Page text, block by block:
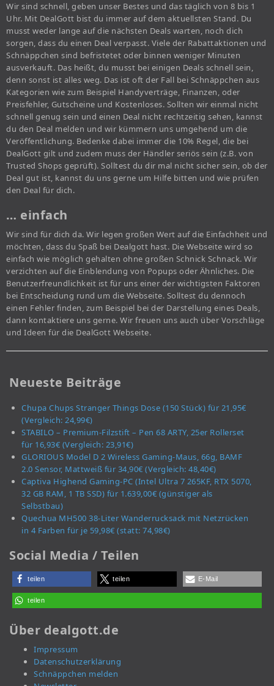
Wir sind schnell, geben unser Bestes und das täglich von 8 bis 1
Uhr. Mit DealGott bist du immer auf dem aktuellsten Stand. Du
musst weder lange auf die nächsten Deals warten, noch dich
sorgen, dass du einen Deal verpasst. Viele der Rabattaktionen und
Schnäppchen sind befristetet oder binnen weniger Minuten
ausverkauft. Das heißt, du musst bei einigen Deals schnell sein,
denn sonst ist alles weg. Das ist oft der Fall bei Schnäppchen aus
Kategorien wie zum Beispiel Handyverträge, Finanzen, oder
Preisfehler, Gutscheine und Kostenloses. Sollten wir einmal nicht
schnell genug sein und einen Deal nicht rechtzeitig sehen, kannst
du den Deal melden und wir kümmern uns umgehend um die
Veröffentlichung. Bedenke dabei immer die 10% Regel, die bei
DealGott gilt und zudem muss der Händler seriös sein (z.B. von
Trusted Shops geprüft). Solltest du dir mal nicht sicher sein, ob der
Deal gut ist, kannst du uns gerne um Hilfe bitten und wie prüfen
den Deal für dich.
… einfach
Wir sind für dich da. Wir legen großen Wert auf die Einfachheit und
möchten, dass du Spaß bei Dealgott hast. Die Webseite wird so
einfach wie möglich gehalten ohne großen Schnick Schnack. Wir
verzichten auf die Einblendung von Popups oder Ähnliches. Die
Benutzerfreundlichkeit ist für uns einer der wichtigsten Faktoren
bei Entscheidung rund um die Webseite. Solltest du dennoch
einen Fehler finden, zum Beispiel bei der Darstellung eines Deals,
dann kontaktiere uns gerne. Wir freuen uns auch über Vorschläge
und Ideen für die DealGott Webseite.
Neueste Beiträge
Chupa Chups Stranger Things Dose (150 Stück) für 21,95€
(Vergleich: 24,99€)
STABILO – Premium-Filzstift – Pen 68 ARTY, 25er Rollerset
für 16,93€ (Vergleich: 23,91€)
GLORIOUS Model D 2 Wireless Gaming-Maus, 66g, BAMF
2.0 Sensor, Mattweiß für 34,90€ (Vergleich: 48,40€)
Captiva Highend Gaming-PC (Intel Ultra 7 265KF, RTX 5070,
32 GB RAM, 1 TB SSD) für 1.639,00€ (günstiger als
Selbstbau)
Quechua MH500 38-Liter Wanderrucksack mit Netzrücken
in 4 Farben für je 59,98€ (statt: 74,98€)
Social Media / Teilen
teilen teilen E-Mail
teilen
Über dealgott.de
Impressum
Datenschutzerklärung
Schnäppchen melden